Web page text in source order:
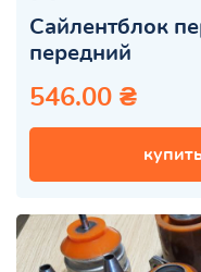
Сайлентблок
передний
546.00 ₴